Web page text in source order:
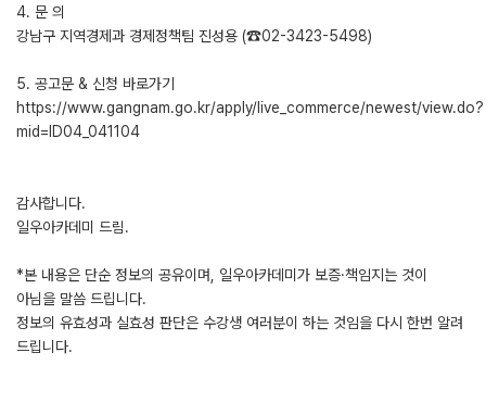
4. 문 의
강남구 지역경제과 경제정책팀 진성용 (☎02-3423-5498)
5. 공고문 & 신청 바로가기
https://www.gangnam.go.kr/apply/live_commerce/newest/view.do?
mid=ID04_041104
감사합니다.
일우아카데미 드림.
*본 내용은 단순 정보의 공유이며, 일우아카데미가 보증·책임지는 것이
아님을 말씀 드립니다.
정보의 유효성과 실효성 판단은 수강생 여러분이 하는 것임을 다시 한번 알려
드립니다.